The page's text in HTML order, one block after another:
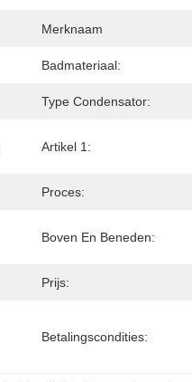
Merknaam
Badmateriaal:
Type Condensator:
Artikel 1:
Proces:
Boven En Beneden:
Prijs:
Betalingscondities: